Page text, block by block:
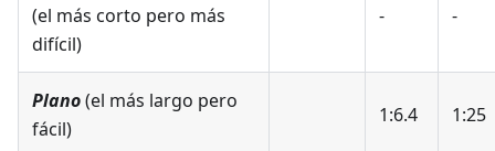
(el más corto pero más
difícil)
- -
Plano(el más largo pero
fácil)
1:6.4 1:25